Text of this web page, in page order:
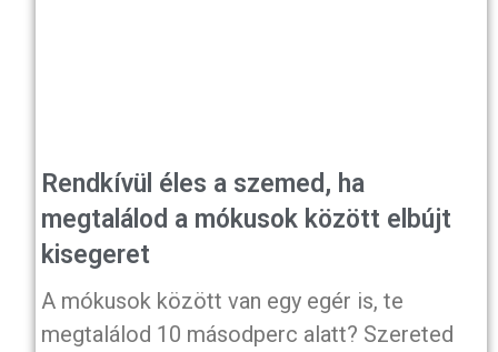
Rendkívül éles a szemed, ha
megtalálod a mókusok között elbújt
kisegeret
A mókusok között van egy egér is, te
megtalálod 10 másodperc alatt? Szereted